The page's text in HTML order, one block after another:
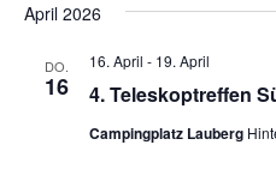
wählen.
April 2026
DO.
16 4. Teleskoptreffen
16. April - 19. April
Campingplatz Lauberg